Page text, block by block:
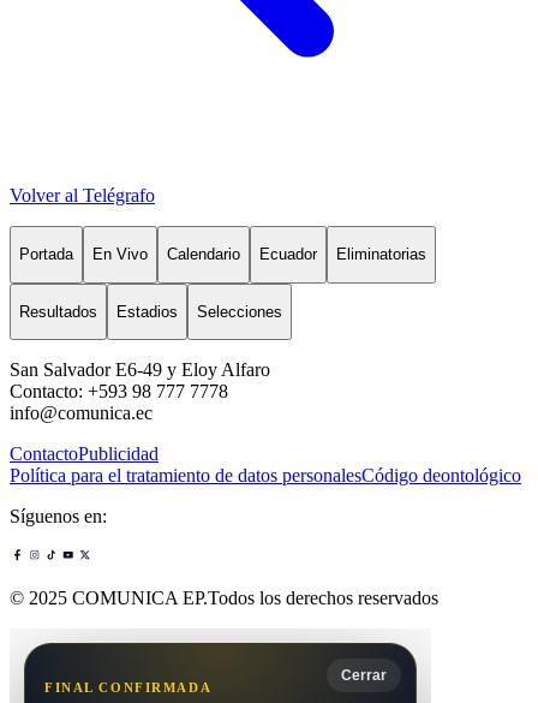
Volver al Telégrafo
Portada En Vivo Calendario Ecuador Eliminatorias
Resultados Estadios Selecciones
San Salvador E6-49 y Eloy Alfaro
Contacto: +593 98 777 7778
info@comunica.ec
ContactoPublicidad
Política para el tratamiento de datos personalesCódigo deontológico
Síguenos en:
© 2025 COMUNICA EP.Todos los derechos reservados
Cerrar
FINAL CONFIRMADA